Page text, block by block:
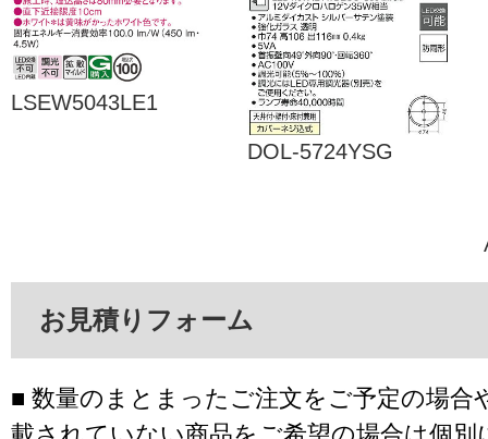
LSEW5043LE1
DOL-5724YSG
お見積りフォーム
■ 数量のまとまったご注文をご予定の場合